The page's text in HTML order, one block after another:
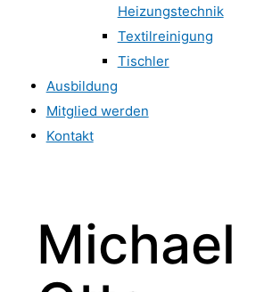
Heizungstechnik
Textilreinigung
Tischler
Ausbildung
Mitglied werden
Kontakt
Michael